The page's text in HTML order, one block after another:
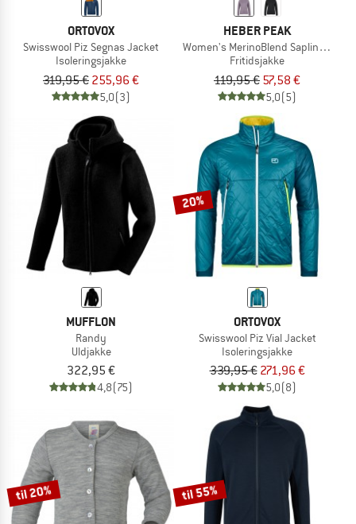
ORTOVOX
Swisswool Piz Segnas Jacket
Isoleringsjakke
319,95 € 255,96 €
5,0(3)
HEBER PEAK
Women's MerinoBlend SaplingHe. II
Fritidsjakke
119,95 € 57,58 €
5,0(5)
MUFFLON
Randy
Uldjakke
322,95 €
4,8(75)
20%
ORTOVOX
Swisswool Piz Vial Jacket
Isoleringsjakke
339,95 € 271,96 €
5,0(8)
til 20% til 55%